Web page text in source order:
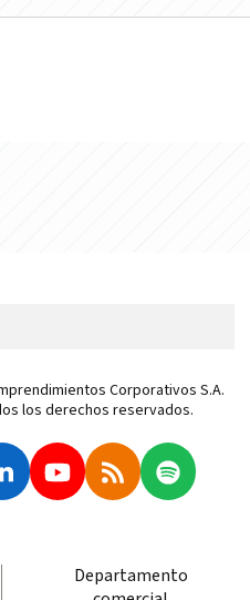
Corporativos S.A.
los derechos reservados.
Departamento